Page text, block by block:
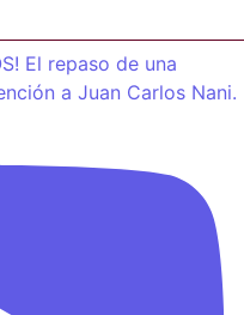
El repaso de una
a Juan Carlos Nani.